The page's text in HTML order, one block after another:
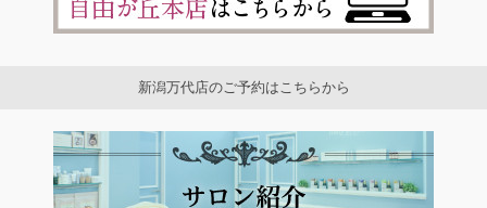
新潟万代店のご予約はこちらから